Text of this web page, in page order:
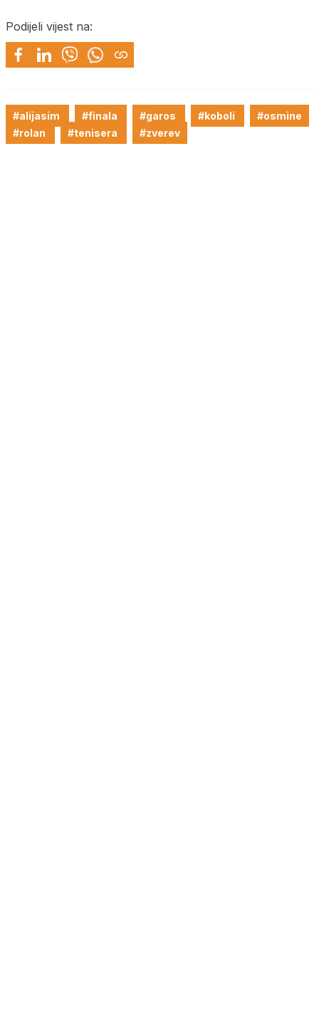
Podijeli vijest na:
#alijasim #finala #garos #koboli
#osmine
#rolan
#tenisera #zverev